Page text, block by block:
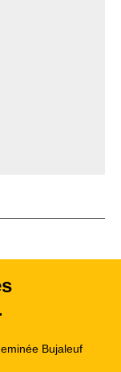
Bujaleuf